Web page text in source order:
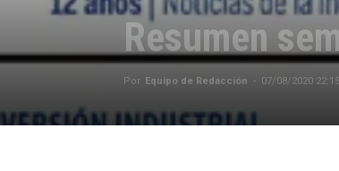
Resumen
Por Equipo de Redacción - 07/08/2020 22:15